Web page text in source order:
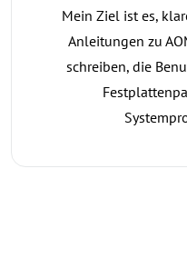
Mein Ziel ist es,
Anleitungen zu
schreiben, die